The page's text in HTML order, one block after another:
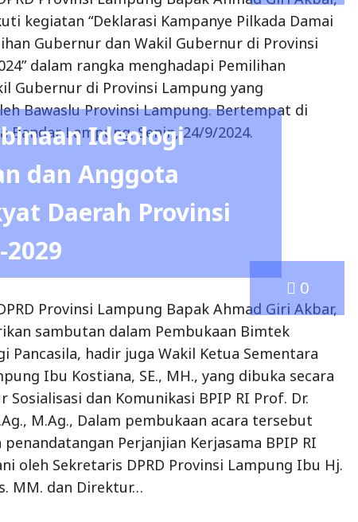
dan Anggota
Daerah Provinsi
2029
Provinsi Lampung Bapak Ahmad Giri Akbar,
sambutan dalam Pembukaan Bimtek
Pancasila, hadir juga Wakil Ketua Sementara
Ibu Kostiana, SE., MH., yang dibuka secara
dan Komunikasi BPIP RI Prof. Dr.
M.Ag., Dalam pembukaan acara tersebut
penandatangan Perjanjian Kerjasama BPIP RI
oleh Sekretaris DPRD Provinsi Lampung Ibu Hj.
MM. dan Direktur…
Ikuti Upacara